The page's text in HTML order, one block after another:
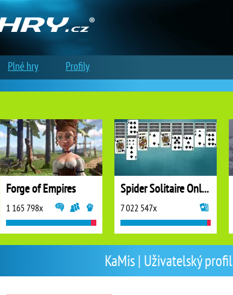
KaMis | Uživatelský profil
Forge of Empires
1 165 798x
Spider Solitaire Online
7 022 547x
Plné hry Profily